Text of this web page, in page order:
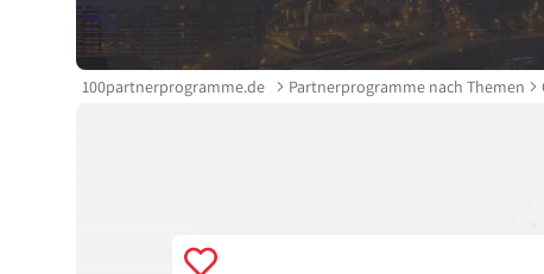
100partnerprogramme.de Partnerprogramme nach Themen